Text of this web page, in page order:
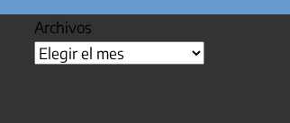
Archivos